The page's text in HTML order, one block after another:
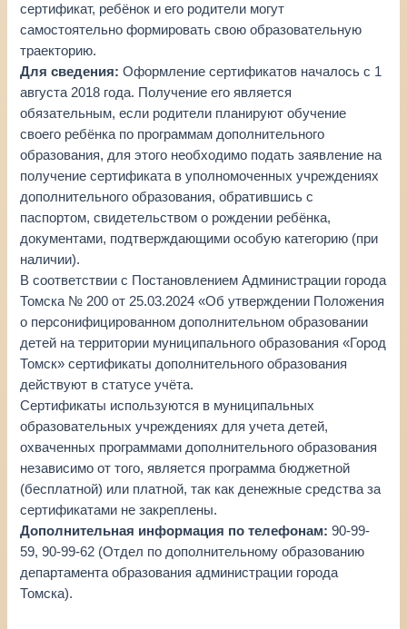
сертификат, ребёнок и его родители могут
самостоятельно формировать свою образовательную
траекторию.
Для сведения: Оформление сертификатов началось с 1
августа 2018 года. Получение его является
обязательным, если родители планируют обучение
своего ребёнка по программам дополнительного
образования, для этого необходимо подать заявление на
получение сертификата в уполномоченных учреждениях
дополнительного образования, обратившись с
паспортом, свидетельством о рождении ребёнка,
документами, подтверждающими особую категорию (при
наличии).
В соответствии с Постановлением Администрации города
Томска № 200 от 25.03.2024 «Об утверждении Положения
о персонифицированном дополнительном образовании
детей на территории муниципального образования «Город
Томск» сертификаты дополнительного образования
действуют в статусе учёта.
Сертификаты используются в муниципальных
образовательных учреждениях для учета детей,
охваченных программами дополнительного образования
независимо от того, является программа бюджетной
(бесплатной) или платной, так как денежные средства за
сертификатами не закреплены.
Дополнительная информация по телефонам: 90-99-
59, 90-99-62 (Отдел по дополнительному образованию
департамента образования администрации города
Томска).